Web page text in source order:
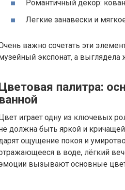
Романтичный декор:
Легкие занавески и
важно сочетать эти
экспонат, а выглядела
палитра:
ванной
играет одну из ключевых
должна быть яркой и
ощущение покоя и
в воде, лёгкий
вызывают основные